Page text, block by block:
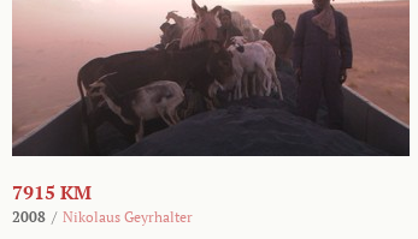
7915 KM
2008 / Nikolaus Geyrhalter